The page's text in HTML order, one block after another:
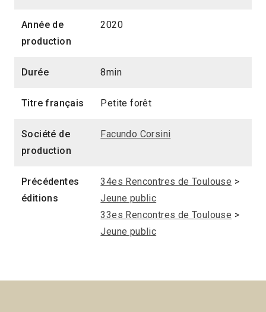
Année de
production
2020
Durée 8min
Titre français Petite forêt
Société de
production
Facundo Corsini
Précédentes
éditions
34es Rencontres de Toulouse >
Jeune public
33es Rencontres de Toulouse >
Jeune public